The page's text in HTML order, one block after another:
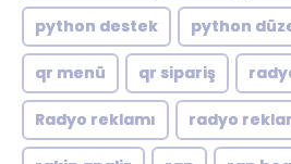
python destek python
qr menü qr sipariş
Radyo reklamı radyo